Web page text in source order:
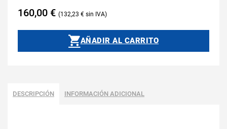
160,00 € 132,23 €
AÑADIR AL CARRITO
DESCRIPCIÓN INFORMACIÓN ADICIONAL